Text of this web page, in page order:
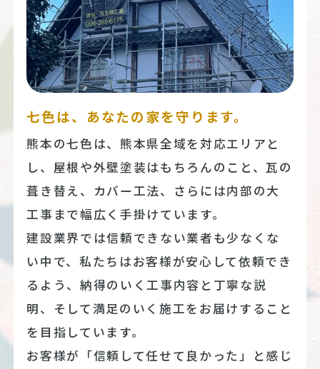
七色は、あなたの家を守ります。
熊本の七色は、熊本県全域を対応エリアと
し、屋根や外壁塗装はもちろんのこと、瓦の
葺き替え、カバー工法、さらには内部の大
工事まで幅広く手掛けています。
建設業界では信頼できない業者も少なくな
い中で、私たちはお客様が安心して依頼でき
るよう、納得のいく工事内容と丁寧な説
明、そして満足のいく施工をお届けすること
を目指しています。
お客様が「信頼して任せて良かった」と感じ